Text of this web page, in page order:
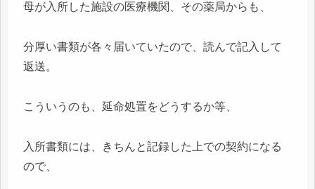
母が入所した施設の医療機関、その薬局からも、
分厚い書類が各々届いていたので、読んで記入して
返送。
こういうのも、延命処置をどうするか等、
入所書類には、きちんと記録した上での契約になる
ので、